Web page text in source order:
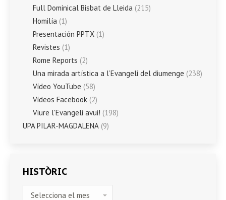
Full Dominical Bisbat de Lleida (215)
Homilía (1)
Presentación PPTX (1)
Revistes (1)
Rome Reports (2)
Una mirada artística a l’Evangeli del diumenge (238)
Vídeo YouTube (58)
Vídeos Facebook (2)
Viure l'Evangeli avui! (198)
UPA PILAR-MAGDALENA (9)
HISTÒRIC